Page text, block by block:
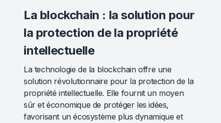
La blockchain : la solution pour
la protection de la propriété
intellectuelle
La technologie de la blockchain offre une
solution révolutionnaire pour la protection de la
propriété intellectuelle. Elle fournit un moyen
sûr et économique de protéger les idées,
favorisant un écosystème plus dynamique et